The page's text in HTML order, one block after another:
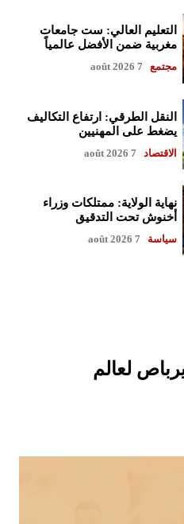
التعليم العالي: ست جامعات
مغربية ضمن الأفضل عالمياً
مجتمع 7 août 2026
النقل الطرقي: ارتفاع التكاليف
يضغط على المهنيين
الاقتصاد 7 août 2026
نهاية الولاية: ممتلكات وزراء
أخنوش تحت التدقيق
سياسة 7 août 2026
لعالم